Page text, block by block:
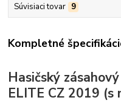
Súvisiaci tovar 9
Kompletné
Hasičský
ELITE CZ 2019